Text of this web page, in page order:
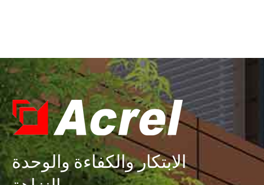
الابتكار والكفاءة والوحدة